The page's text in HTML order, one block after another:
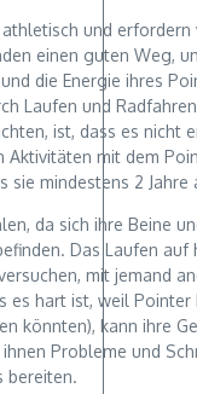
und erfordern
einen guten Weg,
die Energie ihres
Laufen und
ist, dass es nicht
Aktivitäten mit dem
sie mindestens 2 Jahre
da sich ihre Beine
Das Laufen auf
mit jemand
es hart ist, weil Pointer
könnten), kann ihre
Probleme und
bereiten.